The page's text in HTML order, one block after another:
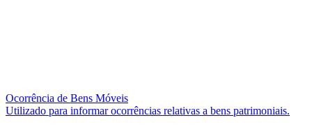
Ocorrência de Bens Móveis
Utilizado para informar ocorrências relativas a bens patrimoniais.